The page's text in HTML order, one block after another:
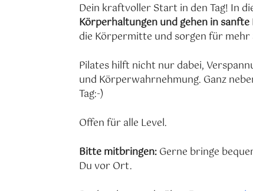
Dein kraftvoller Start in den Tag! In
Körperhaltungen und gehen in sanfte
die Körpermitte und sorgen für mehr
Pilates hilft nicht nur dabei,
und Körperwahrnehmung. Ganz
Tag:-)
Offen für alle Level.
Bitte mitbringen:Gerne bringe
Du vor Ort.